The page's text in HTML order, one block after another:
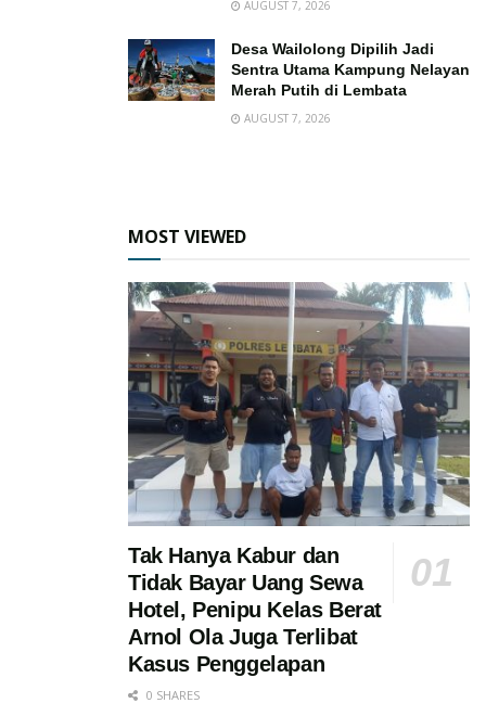
AUGUST 7, 2026
Desa Wailolong Dipilih Jadi
Sentra Utama Kampung Nelayan
Merah Putih di Lembata
AUGUST 7, 2026
MOST VIEWED
Tak Hanya Kabur dan
Tidak Bayar Uang Sewa
Hotel, Penipu Kelas Berat
Arnol Ola Juga Terlibat
Kasus Penggelapan
0 SHARES